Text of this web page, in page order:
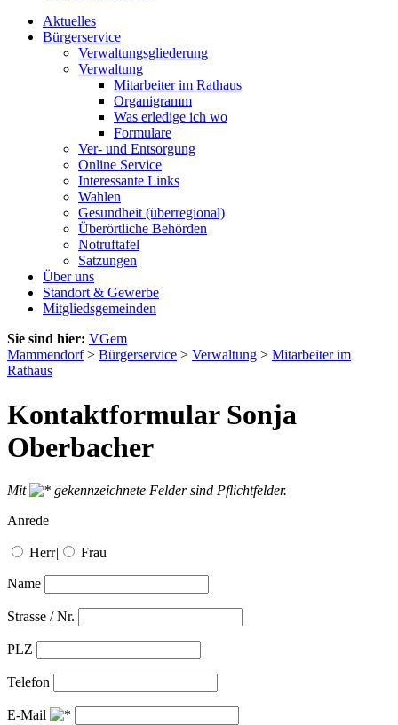
Aktuelles
Bürgerservice
Verwaltungsgliederung
Verwaltung
Mitarbeiter im Rathaus
Organigramm
Was erledige ich wo
Formulare
Ver- und Entsorgung
Online Service
Interessante Links
Wahlen
Gesundheit (überregional)
Überörtliche Behörden
Notruftafel
Satzungen
Über uns
Standort & Gewerbe
Mitgliedsgemeinden
Sie sind hier: VGem
Mammendorf> Bürgerservice > Verwaltung > Mitarbeiter im
Rathaus
Kontaktformular Sonja
Oberbacher
Mit
gekennzeichnete Felder sind Pflichtfelder.
Anrede
Herr| Frau
Name
Strasse / Nr.
PLZ
Telefon
E-Mail